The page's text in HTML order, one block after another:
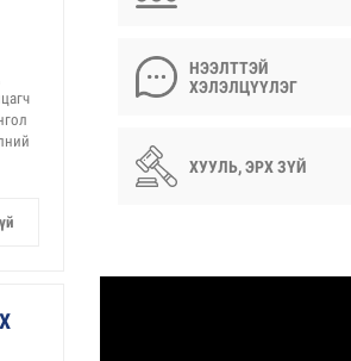
НЭЭЛТТЭЙ
ХЭЛЭЛЦҮҮЛЭГ
ХУУЛЬ, ЭРХ ЗҮЙ